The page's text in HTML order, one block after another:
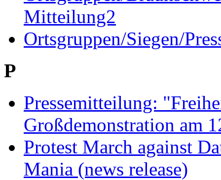
Mitteilung2
Ortsgruppen/Siegen/
P
Pressemitteilung:
Großdemonstration am
Protest March against
Mania (news release)